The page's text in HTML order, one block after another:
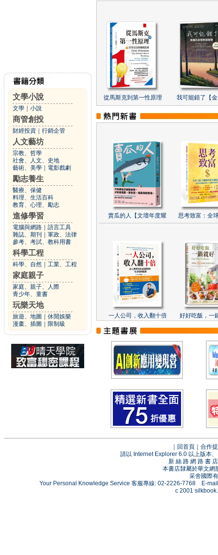
文學小說
文學 小說
商管創投
財經投資 行銷企管
人文藝坊
宗教、哲學
社會、人文、史地
藝術、美學
電影戲劇
勵志養生
醫療、保健
料理、生活百科
教育、心理、勵志
進修學習
電腦與網路
語言工具
雜誌、期刊
軍政、法律
參考、考試、教科用書
科學工程
科學、自然 工業、工程
家庭親子
家庭、親子、人際
青少年、童書
玩樂天地
旅遊、地圖
休閒娛樂
漫畫、插圖
限制級
從馬斯克到第一性原理 我可能錯了【
賣瓜的人【文壇年度耀 思考致富：全
一人公司，收入翻十倍 好好吃飯，一
回首頁
合作
請以 Internet Explorer 6.0 以上版本
新 絲 路 網 路 書
本書店隸屬於華文網
采舍國際
Your Personal Knowledge Service 客服專線: 02-2226-7768 E-
c 2001